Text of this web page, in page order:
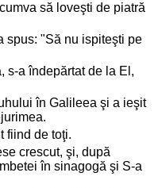
să loveşti de piatră
spus: "Să nu ispiteşti pe
s-a îndepărtat de la El,
în Galileea şi a ieşit
fiind de toţi.
crescut, şi, după
în sinagogă şi S-a